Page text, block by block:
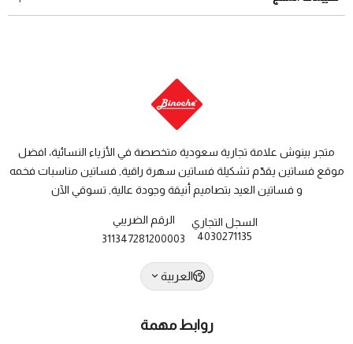
متجر بينوش علامة تجارية سعودية متخصصة في الأزياء النسائية، افضل
موقع فساتين يقدّم تشكيلة فساتين سهرة راقية, فساتين مناسبات فخمه
و فساتين العيد بتصاميم أنيقة وجودة عالية, تسوقي الآن
السجل التجاري
4030271135
الرقم الضريبي
311347281200003
العربية
روابط مهمة